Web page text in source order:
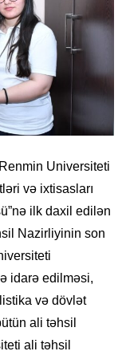
Universiteti
və ixtisasları
ilk daxil edilən
Nazirliyinin son
idarə edilməsi,
və dövlət
ali təhsil
ali təhsil